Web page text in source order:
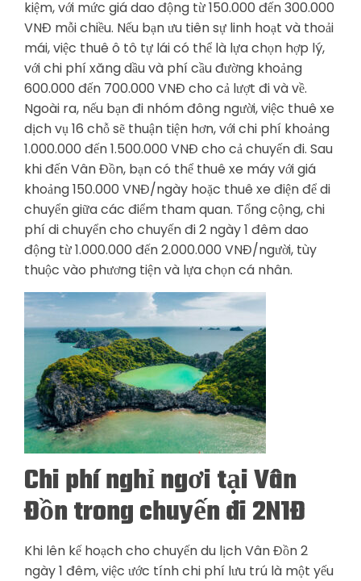
kiệm, với mức giá dao động từ 150.000 đến 300.000
VNĐ mỗi chiều. Nếu bạn ưu tiên sự linh hoạt và thoải
mái, việc thuê ô tô tự lái có thể là lựa chọn hợp lý,
với chi phí xăng dầu và phí cầu đường khoảng
600.000 đến 700.000 VNĐ cho cả lượt đi và về.
Ngoài ra, nếu bạn đi nhóm đông người, việc thuê xe
dịch vụ 16 chỗ sẽ thuận tiện hơn, với chi phí khoảng
1.000.000 đến 1.500.000 VNĐ cho cả chuyến đi. Sau
khi đến Vân Đồn, bạn có thể thuê xe máy với giá
khoảng 150.000 VNĐ/ngày hoặc thuê xe điện để di
chuyển giữa các điểm tham quan. Tổng cộng, chi
phí di chuyển cho chuyến đi 2 ngày 1 đêm dao
động từ 1.000.000 đến 2.000.000 VNĐ/người, tùy
thuộc vào phương tiện và lựa chọn cá nhân.
Chi phí nghỉ ngơi tại Vân
Đồn trong chuyến đi 2N1Đ
Khi lên kế hoạch cho chuyến du lịch Vân Đồn 2
ngày 1 đêm, việc ước tính chi phí lưu trú là một yếu